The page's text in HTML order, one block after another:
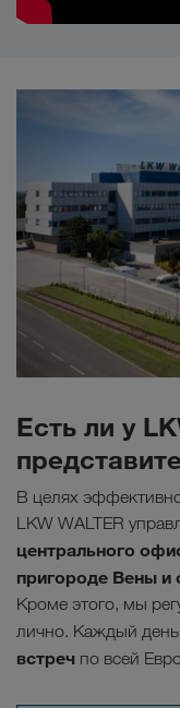
Есть ли у
В целях
LKW WALTER
центрального
пригороде Вены и
Кроме этого, мы
лично. Каждый
встреч по всей